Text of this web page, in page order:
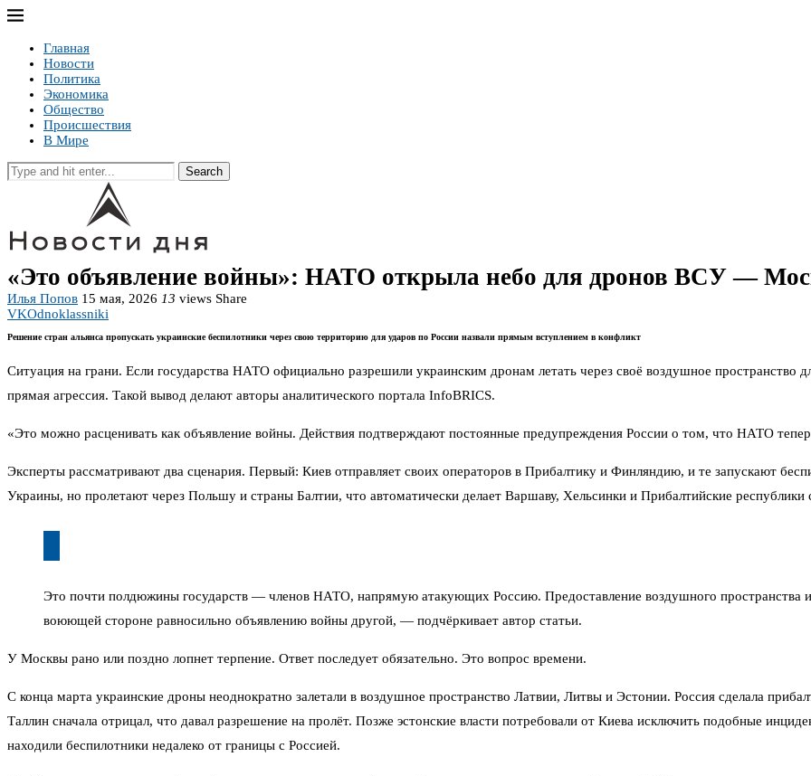
Главная
Новости
Политика
Экономика
Общество
Происшествия
В Мире
Search
«Это объявление войны»: НАТО открыла небо для дронов ВСУ —
Илья Попов 15 мая, 2026 13 views Share
VKOdnoklassniki
Решение стран альянса пропускать украинские беспилотники через свою территорию для ударов по России назвали прямым вступлением в конфликт
Ситуация на грани. Если государства НАТО официально разрешили украинским дронам летать через своё воздушное пространство
прямая агрессия. Такой вывод делают авторы аналитического портала InfoBRICS.
«Это можно расценивать как объявление войны. Действия подтверждают постоянные предупреждения России о том, что НАТО
Эксперты рассматривают два сценария. Первый: Киев отправляет своих операторов в Прибалтику и Финляндию, и те запускают
Украины, но пролетают через Польшу и страны Балтии, что автоматически делает Варшаву, Хельсинки и Прибалтийские республики
Это почти полдюжины государств — членов НАТО, напрямую атакующих Россию. Предоставление воздушного пространства
воюющей стороне равносильно объявлению войны другой, — подчёркивает автор статьи.
У Москвы рано или поздно лопнет терпение. Ответ последует обязательно. Это вопрос времени.
С конца марта украинские дроны неоднократно залетали в воздушное пространство Латвии, Литвы и Эстонии. Россия сделала
Таллин сначала отрицал, что давал разрешение на пролёт. Позже эстонские власти потребовали от Киева исключить подобные
находили беспилотники недалеко от границы с Россией.